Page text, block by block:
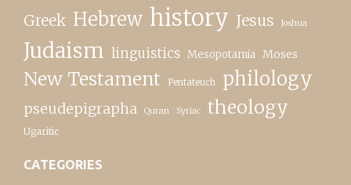
Greek Hebrew history Jesus Joshua
Judaism linguistics Mesopotamia Moses
New Testament Pentateuch philology
pseudepigrapha Quran Syriac theology
Ugaritic
CATEGORIES